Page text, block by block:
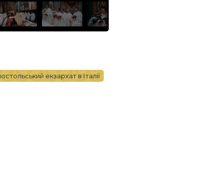
екзархат в Італії